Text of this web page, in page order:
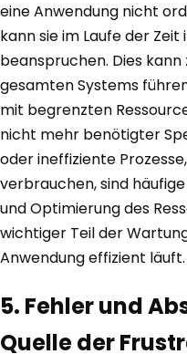
eine Anwendung nicht
kann sie im Laufe der
beanspruchen. Dies
gesamten Systems
mit begrenzten
nicht mehr benötigter
oder ineffiziente
verbrauchen, sind
und Optimierung des
wichtiger Teil der
Anwendung effizient läuft.
5. Fehler und
Quelle der